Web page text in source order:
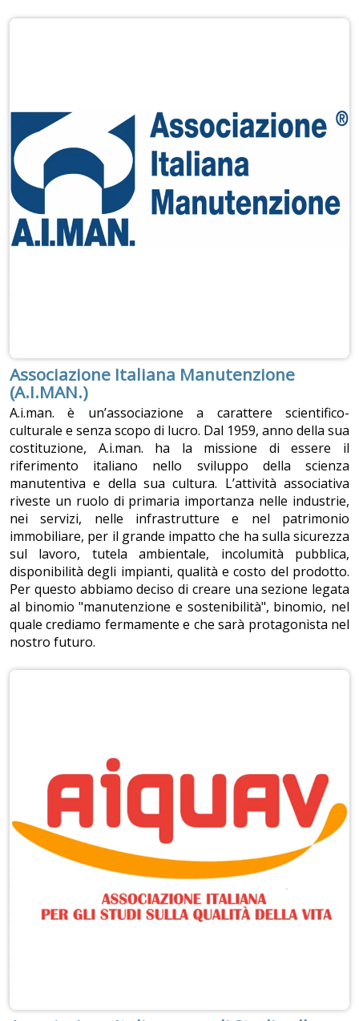
Associazione Italiana Manutenzione
(A.I.MAN.)
A.i.man. è un’associazione a carattere scientifico-
culturale e senza scopo di lucro. Dal 1959, anno della sua
costituzione, A.i.man. ha la missione di essere il
riferimento italiano nello sviluppo della scienza
manutentiva e della sua cultura. L’attività associativa
riveste un ruolo di primaria importanza nelle industrie,
nei servizi, nelle infrastrutture e nel patrimonio
immobiliare, per il grande impatto che ha sulla sicurezza
sul lavoro, tutela ambientale, incolumità pubblica,
disponibilità degli impianti, qualità e costo del prodotto.
Per questo abbiamo deciso di creare una sezione legata
al binomio "manutenzione e sostenibilità", binomio, nel
quale crediamo fermamente e che sarà protagonista nel
nostro futuro.